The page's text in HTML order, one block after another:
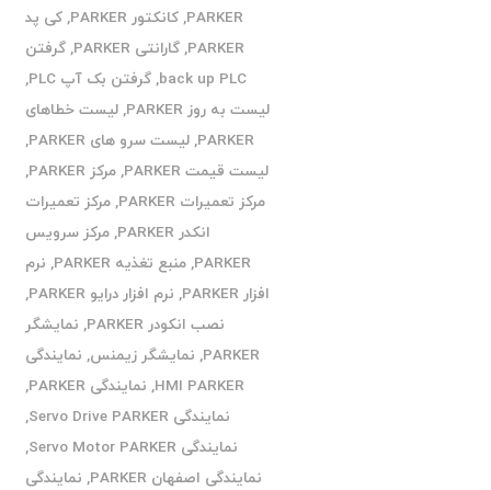
PARKER
,کانکتور PARKER ,کی پد
PARKER
,گارانتی PARKER ,گرفتن
back up PLC
,گرفتن بک آپ PLC
,
لیست به روز PARKER
,لیست خطاهای
PARKER
,لیست سرو های PARKER
,
لیست قیمت PARKER
,مرکز PARKER
,
مرکز تعمیرات PARKER
,مرکز تعمیرات
انکدر PARKER
,مرکز سرویس
PARKER
,منبع تغذیه PARKER , نرم
افزار PARKER
, نرم افزار درایو PARKER
,
نصب انکودر PARKER
, نمایشگر
PARKER
, نمایشگر زیمنس, نمایندگی
HMI PARKER
, نمایندگی PARKER
,
نمایندگی Servo Drive PARKER
,
نمایندگی Servo Motor PARKER
,
نمایندگی اصفهان PARKER
, نمایندگی